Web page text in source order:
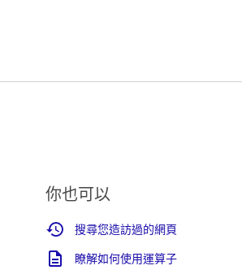
你也可以
搜尋您造訪過的網頁
瞭解如何使用運算子